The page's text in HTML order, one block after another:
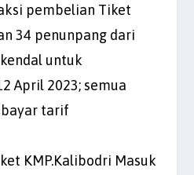
pembelian Tiket
34 penunpang dari
untuk
April 2023; semua
tarif
KMP.Kalibodri Masuk